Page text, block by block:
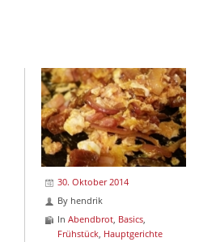
30. Oktober 2014
By hendrik
InAbendbrot Basics
Frühstück Hauptgerichte